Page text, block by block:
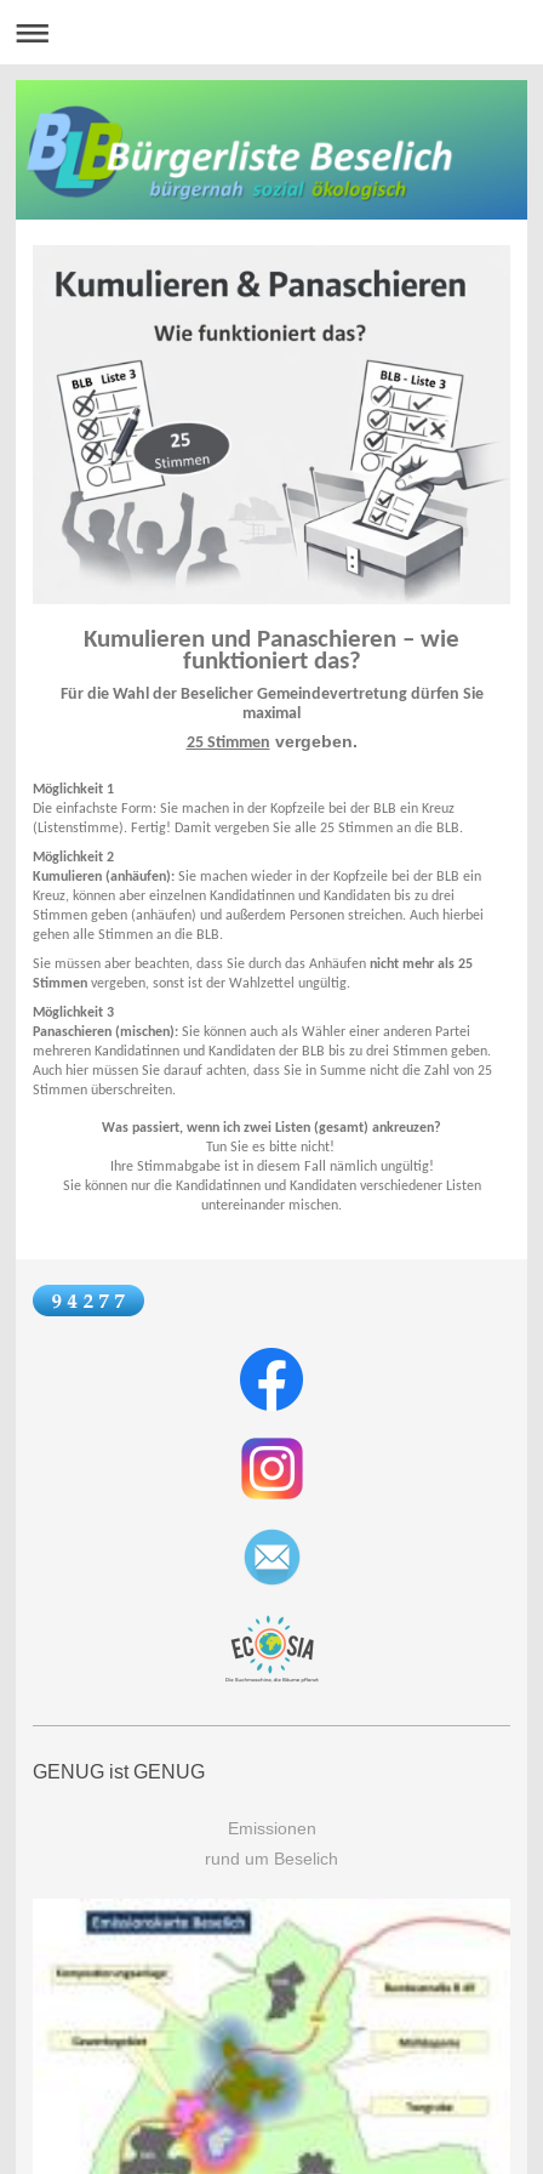
Kumulieren und Panaschieren – wie
funktioniert das?
Für die Wahl der Beselicher Gemeindevertretung dürfen Sie
maximal
25 Stimmen vergeben.
Möglichkeit 1
Die einfachste Form: Sie machen in der Kopfzeile bei der BLB ein Kreuz
(Listenstimme). Fertig! Damit vergeben Sie alle 25 Stimmen an die BLB.
Möglichkeit 2
Kumulieren (anhäufen):Sie machen wieder in der Kopfzeile bei der BLB ein
Kreuz, können aber einzelnen Kandidatinnen und Kandidaten bis zu drei
Stimmen geben (anhäufen) und außerdem Personen streichen. Auch hierbei
gehen alle Stimmen an die BLB.
Sie müssen aber beachten, dass Sie durch das Anhäufen nicht mehr als 25
Stimmenvergeben, sonst ist der Wahlzettel ungültig.
Möglichkeit 3
Panaschieren (mischen):Sie können auch als Wähler einer anderen Partei
mehreren Kandidatinnen und Kandidaten der BLB bis zu drei Stimmen geben.
Auch hier müssen Sie darauf achten, dass Sie in Summe nicht die Zahl von 25
Stimmen überschreiten.
Was passiert, wenn ich zwei Listen (gesamt) ankreuzen?
Tun Sie es bitte nicht!
Ihre Stimmabgabe ist in diesem Fall nämlich ungültig!
Sie können nur die Kandidatinnen und Kandidaten verschiedener Listen
untereinander mischen.
GENUG ist GENUG
Emissionen
rund um Beselich